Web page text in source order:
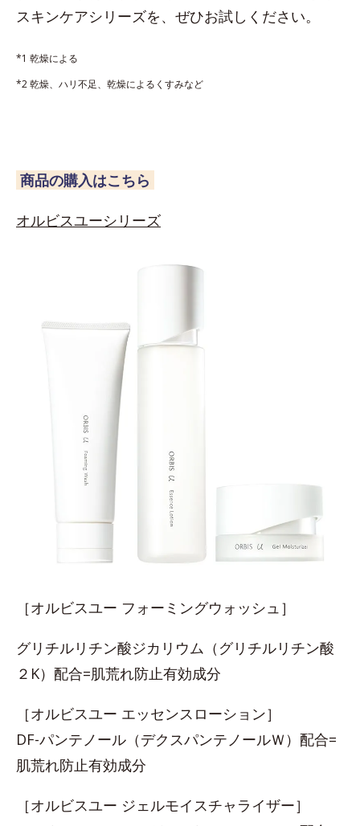
スキンケアシリーズを、ぜひお試しください。
*1 乾燥による
*2 乾燥、ハリ不足、乾燥によるくすみなど
商品の購入はこちら
オルビスユーシリーズ
［オルビスユー フォーミングウォッシュ］
グリチルリチン酸ジカリウム（グリチルリチン酸
２K）配合=肌荒れ防止有効成分
［オルビスユー エッセンスローション］
DF-パンテノール（デクスパンテノールＷ）配合=
肌荒れ防止有効成分
［オルビスユー ジェルモイスチャライザー］